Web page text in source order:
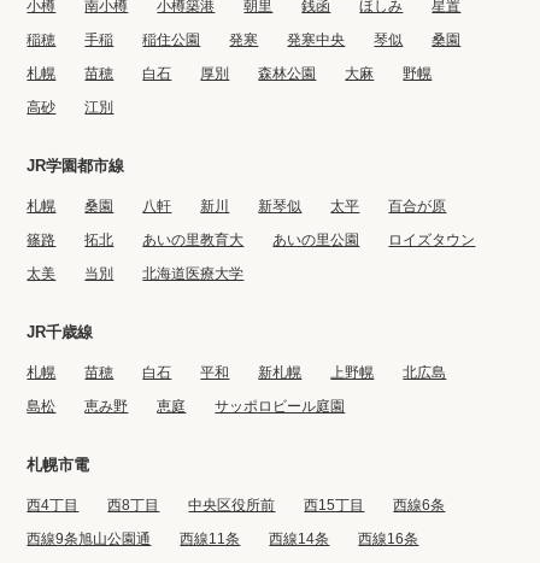
小樽 南小樽 小樽築港 朝里 銭函 ほしみ
星置
稲穂
手稲 稲住公園 発寒 発寒中央 琴似
桑園
札幌
苗穂 白石 厚別 森林公園 大麻
野幌
高砂
江別
JR学園都市線
札幌 桑園 八軒 新川 新琴似 太平
百合が原
篠路
拓北 あいの里教育大 あいの里公園
ロイズタウン
太美
当別 北海道医療大学
JR千歳線
札幌 苗穂 白石 平和 新札幌 上野幌
北広島
島松
恵み野 恵庭 サッポロビール庭園
札幌市電
西4丁目 西8丁目 中央区役所前 西15丁目
西線6条
西線9条旭山公園通
西線11条 西線14条 西線16条